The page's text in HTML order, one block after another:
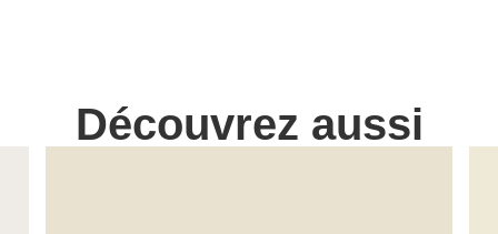
Découvrez aussi